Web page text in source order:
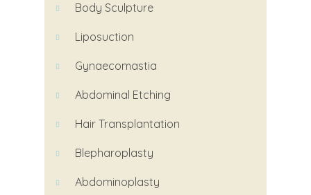
Body Sculpture
Liposuction
Gynaecomastia
Abdominal Etching
Hair Transplantation
Blepharoplasty
Abdominoplasty